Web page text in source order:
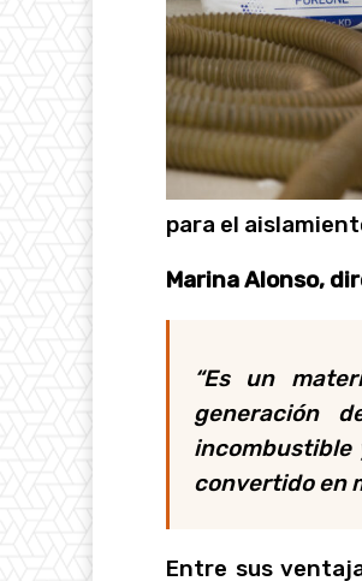
para el
Marina Alonso,
“Es un
generación
incombustible
convertido en
Entre sus